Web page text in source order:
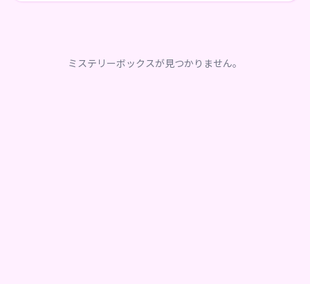
ミステリーボックスが見つかりません。